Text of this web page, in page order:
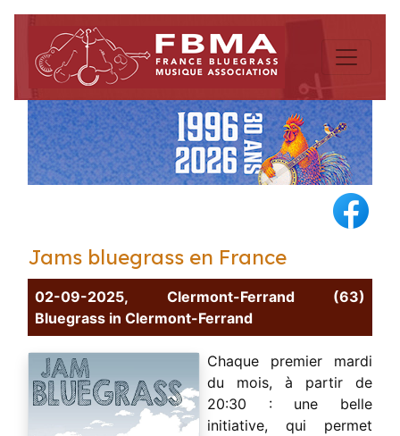
Jams bluegrass en France
02-09-2025, Clermont-Ferrand (63)
Bluegrass in Clermont-Ferrand
Chaque premier mardi
du mois, à partir de
20:30 : une belle
initiative, qui permet